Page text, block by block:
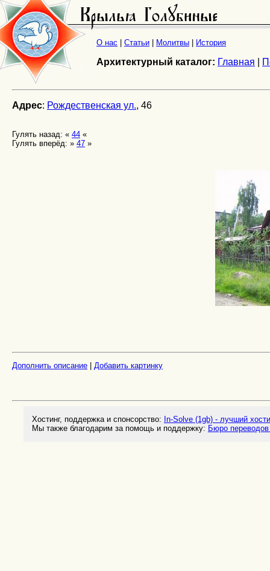
О нас Статьи Молитвы История
Архитектурный каталог: Главная
Адрес: Рождественская ул., 46
Гулять назад: « 44 «
Гулять вперёд: » 47 »
Дополнить описание Добавить картинку
Хостинг, поддержка и спонсорство: In-Solve (1gb) - лучший
Мы также благодарим за помощь и поддержку: Бюро переводов